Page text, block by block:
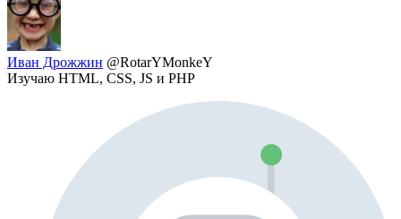
Иван Дрожжин @RotarYMonkeY
Изучаю HTML, CSS, JS и PHP